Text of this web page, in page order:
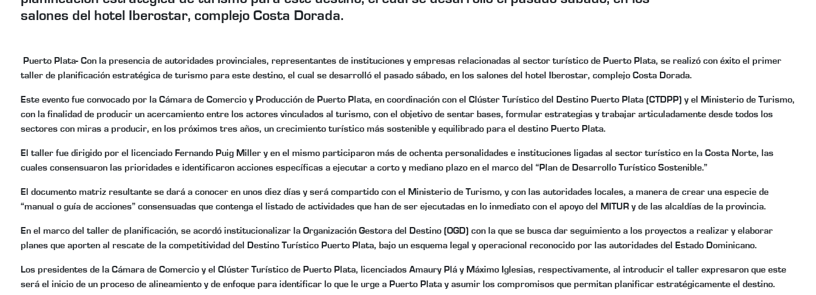
salones del hotel Iberostar, complejo Costa Dorada.
Puerto Plata- Con la presencia de autoridades provinciales, representantes de instituciones y empresas relacionadas al sector turístico de Puerto Plata, se realizó con éxito el primer
taller de planificación estratégica de turismo para este destino, el cual se desarrolló el pasado sábado, en los salones del hotel Iberostar, complejo Costa Dorada.
Este evento fue convocado por la Cámara de Comercio y Producción de Puerto Plata, en coordinación con el Clúster Turístico del Destino Puerto Plata (CTDPP) y el Ministerio de Turismo,
con la finalidad de producir un acercamiento entre los actores vinculados al turismo, con el objetivo de sentar bases, formular estrategias y trabajar articuladamente desde todos los
sectores con miras a producir, en los próximos tres años, un crecimiento turístico más sostenible y equilibrado para el destino Puerto Plata.
El taller fue dirigido por el licenciado Fernando Puig Miller y en el mismo participaron más de ochenta personalidades e instituciones ligadas al sector turístico en la Costa Norte, las
cuales consensuaron las prioridades e identificaron acciones específicas a ejecutar a corto y mediano plazo en el marco del “Plan de Desarrollo Turístico Sostenible.”
El documento matriz resultante se dará a conocer en unos diez días y será compartido con el Ministerio de Turismo, y con las autoridades locales, a manera de crear una especie de
“manual o guía de acciones” consensuadas que contenga el listado de actividades que han de ser ejecutadas en lo inmediato con el apoyo del MITUR y de las alcaldías de la provincia.
En el marco del taller de planificación, se acordó institucionalizar la Organización Gestora del Destino (OGD) con la que se busca dar seguimiento a los proyectos a realizar y elaborar
planes que aporten al rescate de la competitividad del Destino Turístico Puerto Plata, bajo un esquema legal y operacional reconocido por las autoridades del Estado Dominicano.
Los presidentes de la Cámara de Comercio y el Clúster Turístico de Puerto Plata, licenciados Amaury Plá y Máximo Iglesias, respectivamente, al introducir el taller expresaron que este
será el inicio de un proceso de alineamiento y de enfoque para identificar lo que le urge a Puerto Plata y asumir los compromisos que permitan planificar estratégicamente el destino.